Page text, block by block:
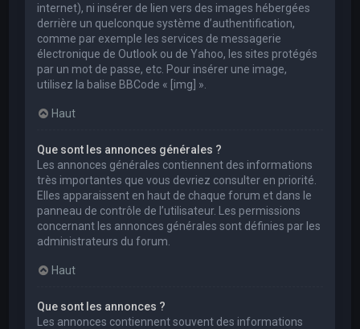
internet), ni insérer de lien vers des images hébergées
derrière un quelconque système d’authentification,
comme par exemple les services de messagerie
électronique de Outlook ou de Yahoo, les sites protégés
par un mot de passe, etc. Pour insérer une image,
utilisez la balise BBCode « [img] ».
Haut
Que sont les annonces générales ?
Les annonces générales contiennent des informations
très importantes que vous devriez consulter en priorité.
Elles apparaissent en haut de chaque forum et dans le
panneau de contrôle de l’utilisateur. Les permissions
concernant les annonces générales sont définies par les
administrateurs du forum.
Haut
Que sont les annonces ?
Les annonces contiennent souvent des informations